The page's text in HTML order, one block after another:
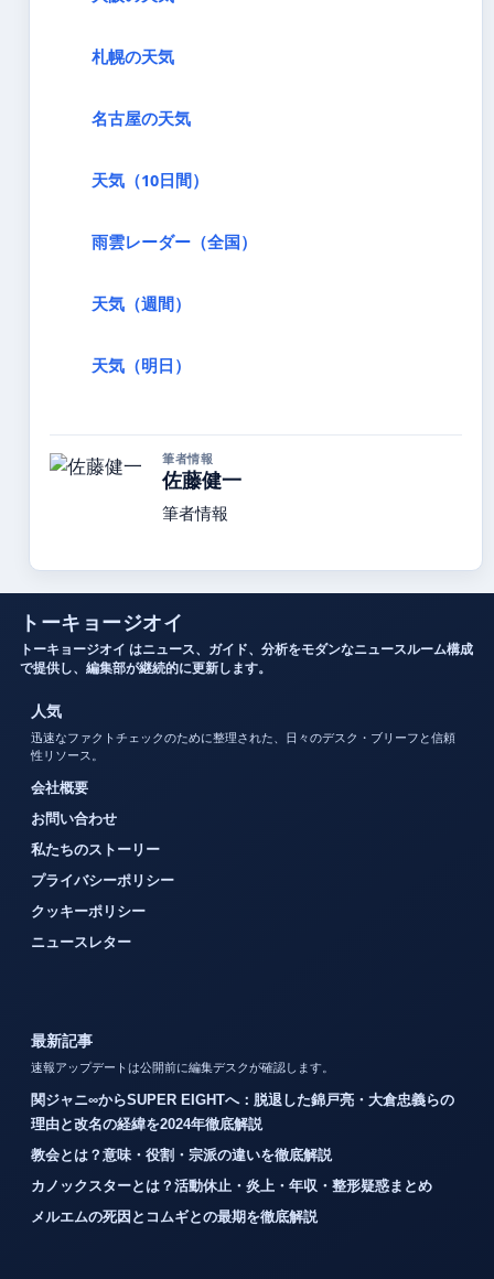
札幌の天気
名古屋の天気
天気（10日間）
雨雲レーダー（全国）
天気（週間）
天気（明日）
筆者情報
佐藤健一
筆者情報
トーキョージオイ
トーキョージオイ はニュース、ガイド、分析をモダンなニュースルーム構成
で提供し、編集部が継続的に更新します。
人気
迅速なファクトチェックのために整理された、日々のデスク・ブリーフと信頼
性リソース。
会社概要
お問い合わせ
私たちのストーリー
プライバシーポリシー
クッキーポリシー
ニュースレター
最新記事
速報アップデートは公開前に編集デスクが確認します。
関ジャニ∞からSUPER EIGHTへ：脱退した錦戸亮・大倉忠義らの
理由と改名の経緯を2024年徹底解説
教会とは？意味・役割・宗派の違いを徹底解説
カノックスターとは？活動休止・炎上・年収・整形疑惑まとめ
メルエムの死因とコムギとの最期を徹底解説